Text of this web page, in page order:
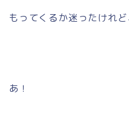
もってくるか迷ったけれ
あ！